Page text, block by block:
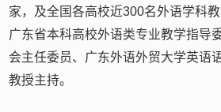
家，及全国各高校近300名外语学科
广东省本科高校外语类专业教学指导
会主任委员、广东外语外贸大学英语
教授主持。